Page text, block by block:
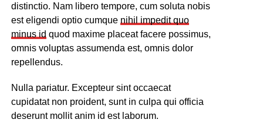
distinctio. Nam libero tempore, cum soluta nobis
est eligendi optio cumque nihil impedit quo
minus id quod maxime placeat facere possimus,
omnis voluptas assumenda est, omnis dolor
repellendus.
Nulla pariatur. Excepteur sint occaecat
cupidatat non proident, sunt in culpa qui officia
deserunt mollit anim id est laborum.